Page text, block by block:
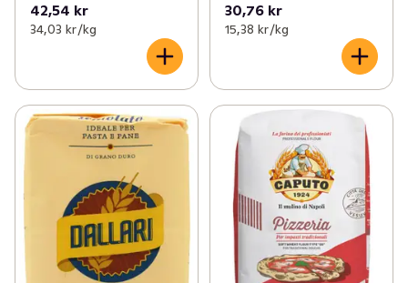
42,54 kr
34,03 kr /kg
30,76 kr
15,38 kr /kg